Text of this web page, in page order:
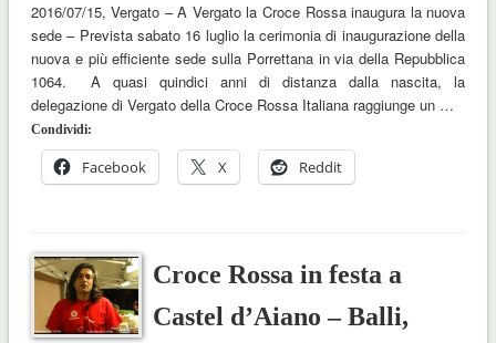
2016/07/15, Vergato – A Vergato la Croce Rossa inaugura la nuova
sede – Prevista sabato 16 luglio la cerimonia di inaugurazione della
nuova e più efficiente sede sulla Porrettana in via della Repubblica
1064. A quasi quindici anni di distanza dalla nascita, la
delegazione di Vergato della Croce Rossa Italiana raggiunge un …
Condividi:
Facebook X Reddit
Croce Rossa in festa a
Castel d’Aiano – Balli,